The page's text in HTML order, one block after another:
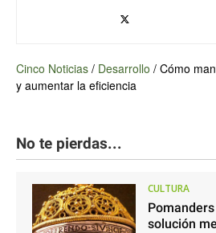
Cinco Noticias / Desarrollo / Cómo
y aumentar la eficiencia
No te pierdas...
CULTURA
solución